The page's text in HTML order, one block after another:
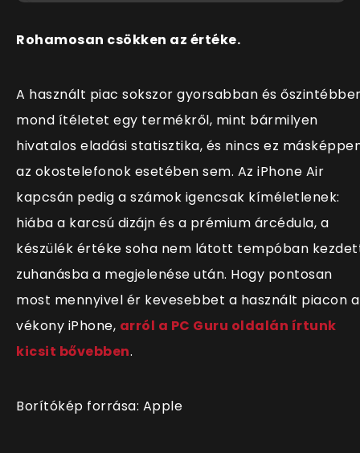
Rohamosan csökken az értéke.
A használt piac sokszor gyorsabban és
mond ítéletet egy termékről, mint bármilyen
hivatalos eladási statisztika, és nincs ez
az okostelefonok esetében sem. Az iPhone Air
kapcsán pedig a számok igencsak kíméletlenek:
hiába a karcsú dizájn és a prémium árcédula, a
készülék értéke soha nem látott tempóban
zuhanásba a megjelenése után. Hogy pontosan
most mennyivel ér kevesebbet a használt piacon a
vékony iPhone, arról a PC Guru oldalán írtunk
kicsit bővebben.
Borítókép forrása: Apple